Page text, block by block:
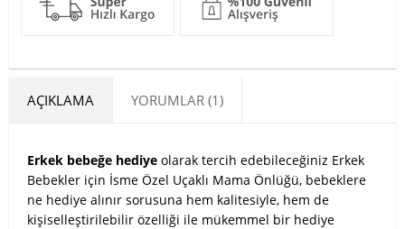
AÇIKLAMA YORUMLAR (1)
Erkek bebeğe hediye olarak tercih edebileceğiniz Erkek
Bebekler için İsme Özel Uçaklı Mama Önlüğü, bebeklere
ne hediye alınır sorusuna hem kalitesiyle, hem de
kişiselleştirilebilir özelliği ile mükemmel bir hediye